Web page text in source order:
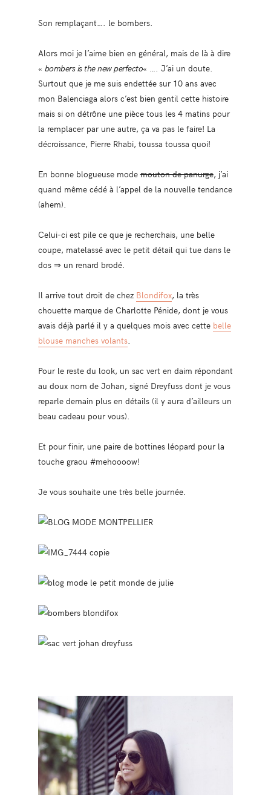
Son remplaçant…. le bombers.
Alors moi je l’aime bien en général, mais de là à dire
« bombers is the new perfecto« …. J’ai un doute.
Surtout que je me suis endettée sur 10 ans avec
mon Balenciaga alors c’est bien gentil cette histoire
mais si on détrône une pièce tous les 4 matins pour
la remplacer par une autre, ça va pas le faire! La
décroissance, Pierre Rhabi, toussa toussa quoi!
En bonne blogueuse modemouton de panurge, j’ai
quand même cédé à l’appel de la nouvelle tendance
(ahem).
Celui-ci est pile ce que je recherchais, une belle
coupe, matelassé avec le petit détail qui tue dans le
dos ⇒ un renard brodé.
Il arrive tout droit de chez Blondifox, la très
chouette marque de Charlotte Pénide, dont je vous
avais déjà parlé il y a quelques mois avec cette belle
blouse manches volants.
Pour le reste du look, un sac vert en daim répondant
au doux nom de Johan, signé Dreyfuss dont je vous
reparle demain plus en détails (il y aura d’ailleurs un
beau cadeau pour vous).
Et pour finir, une paire de bottines léopard pour la
touche graou #mehoooow!
Je vous souhaite une très belle journée.